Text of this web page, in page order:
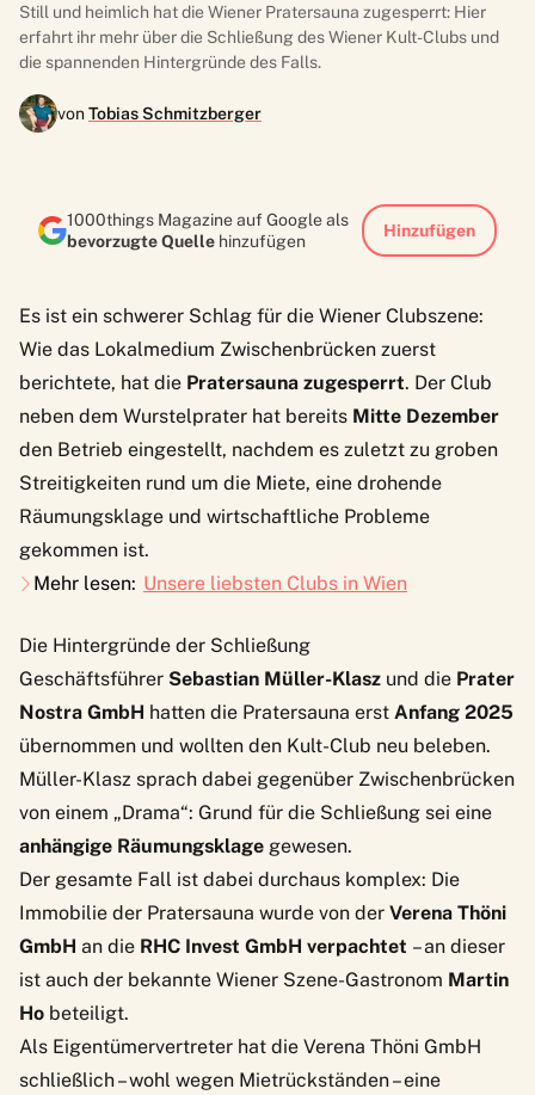
Still und heimlich hat die Wiener Pratersauna zugesperrt: Hier
erfahrt ihr mehr über die Schließung des Wiener Kult-Clubs und
die spannenden Hintergründe des Falls.
vonTobias Schmitzberger
1000things Magazine auf Google als
bevorzugte Quelle hinzufügen
Hinzufügen
Es ist ein schwerer Schlag für die Wiener Clubszene:
Wie das Lokalmedium Zwischenbrücken zuerst
berichtete, hat die Pratersauna zugesperrt. Der Club
neben dem Wurstelprater hat bereits Mitte Dezember
den Betrieb eingestellt, nachdem es zuletzt zu groben
Streitigkeiten rund um die Miete, eine drohende
Räumungsklage und wirtschaftliche Probleme
gekommen ist.
Mehr lesen: Unsere liebsten Clubs in Wien
Die Hintergründe der Schließung
Geschäftsführer Sebastian Müller-Klasz und die Prater
Nostra GmbH hatten die Pratersauna erst Anfang 2025
übernommen und wollten den Kult-Club neu beleben.
Müller-Klasz sprach dabei gegenüber Zwischenbrücken
von einem „Drama“: Grund für die Schließung sei eine
anhängige Räumungsklage gewesen.
Der gesamte Fall ist dabei durchaus komplex: Die
Immobilie der Pratersauna wurde von der Verena Thöni
GmbH an die RHC Invest GmbH verpachtet – an dieser
ist auch der bekannte Wiener Szene-Gastronom Martin
Ho beteiligt.
Als Eigentümervertreter hat die Verena Thöni GmbH
schließlich – wohl wegen Mietrückständen – eine